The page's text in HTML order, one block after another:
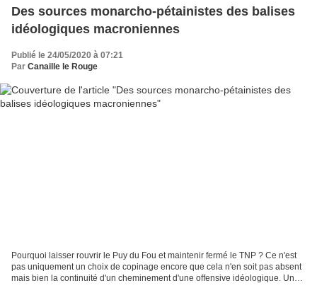
Des sources monarcho-pétainistes des balises
idéologiques macroniennes
Publié le 24/05/2020 à 07:21
Par Canaille le Rouge
Pourquoi laisser rouvrir le Puy du Fou et maintenir fermé le TNP ? Ce n'est
pas uniquement un choix de copinage encore que cela n'en soit pas absent
mais bien la continuité d'un cheminement d'une offensive idéologique. Un